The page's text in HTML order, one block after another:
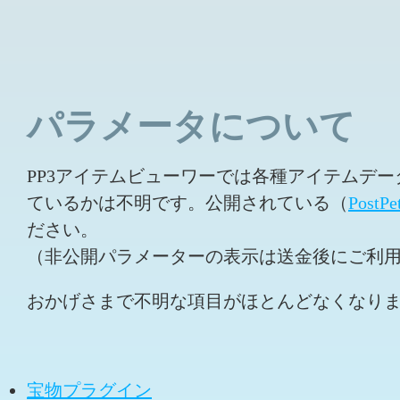
パラメータについて
PP3アイテムビューワーでは各種アイテムデ
ているかは不明です。公開されている（
ださい。
（非公開パラメーターの表示は送金後にご利
おかげさまで不明な項目がほとんどなくなり
宝物プラグイン